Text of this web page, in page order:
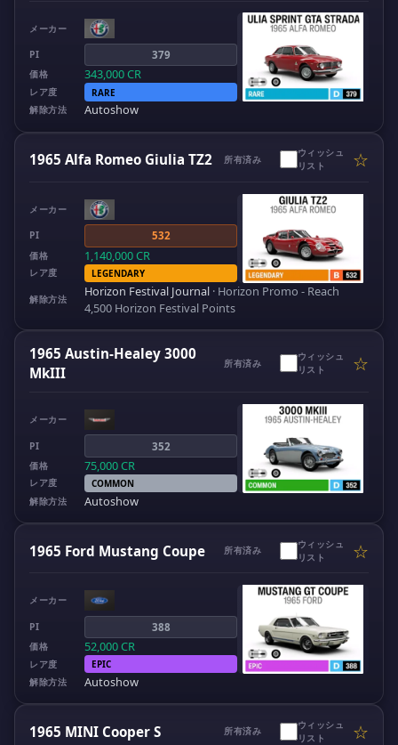
メーカー
PI 379
価格 343,000CR
レア度
RARE
解除方法
Autoshow
1965 Alfa Romeo Giulia TZ2 所有済み
ウィッシュ
リスト
☆
メーカー
PI 532
価格 1,140,000CR
レア度 LEGENDARY
解除方法
Horizon Festival Journal · Horizon Promo - Reach
4,500 Horizon Festival Points
1965 Austin-Healey 3000
MkIII
所有済み
ウィッシュ
リスト
☆
メーカー
PI 352
価格 75,000CR
レア度
COMMON
解除方法
Autoshow
1965 Ford Mustang Coupe 所有済み
ウィッシュ
リスト
☆
メーカー
PI 388
価格 52,000CR
レア度
EPIC
解除方法
Autoshow
1965 MINI Cooper S 所有済み
ウィッシュ
リスト
☆